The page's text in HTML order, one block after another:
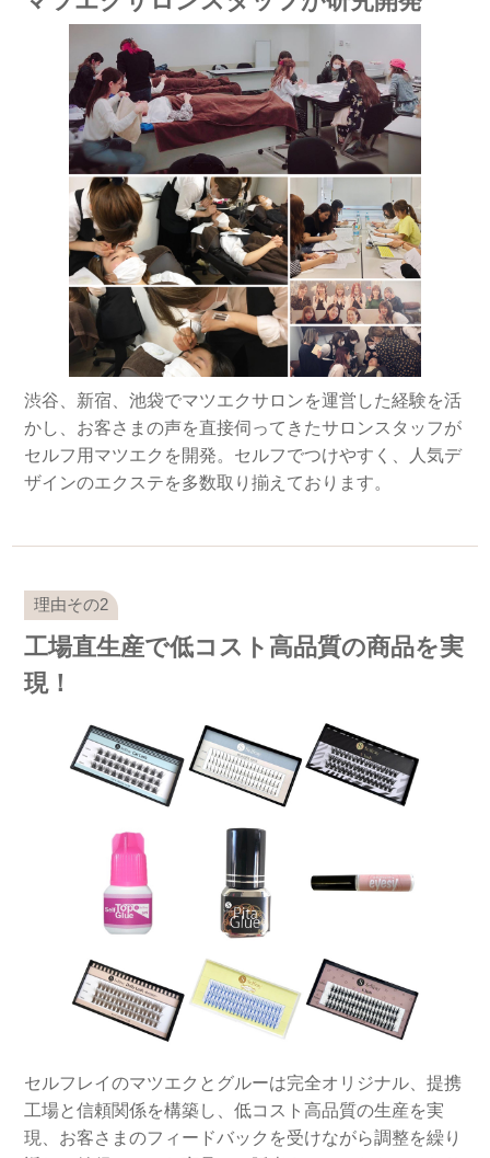
渋谷、新宿、池袋でマツエクサロンを運営した経験を活
かし、お客さまの声を直接伺ってきたサロンスタッフが
セルフ用マツエクを開発。セルフでつけやすく、人気デ
ザインのエクステを多数取り揃えております。
工場直生産で低コスト高品質の商品を実
現！
セルフレイのマツエクとグルーは完全オリジナル、提携
工場と信頼関係を構築し、低コスト高品質の生産を実
現、お客さまのフィードバックを受けながら調整を繰り